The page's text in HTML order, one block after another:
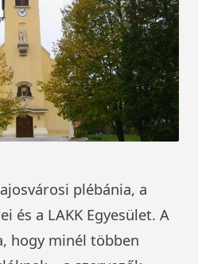
plébánia, a
és a LAKK Egyesület. A
hogy minél többen